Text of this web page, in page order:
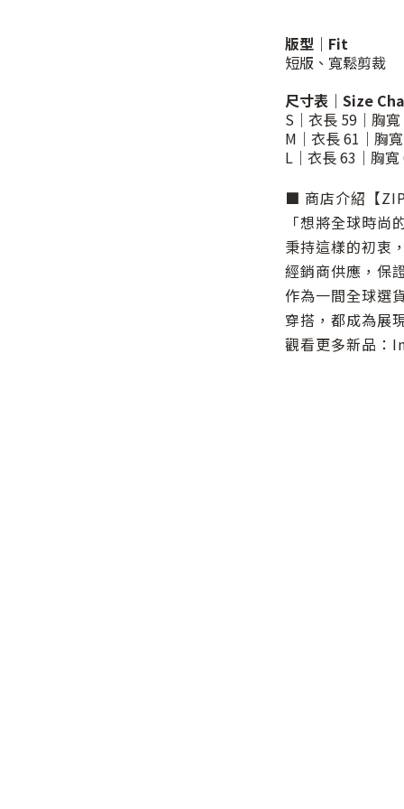
版型｜Fit
短版、寬鬆剪裁
尺寸表｜Size
S｜衣長 59｜胸
M｜衣長 61｜胸
L｜衣長 63｜胸
■ 商店介紹【
「想將全球時
秉持這樣的初衷
經銷商供應，保
作為一間全球選
穿搭，都成為展
觀看更多新品